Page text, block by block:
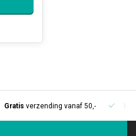
Gratis verzending vanaf 50,-